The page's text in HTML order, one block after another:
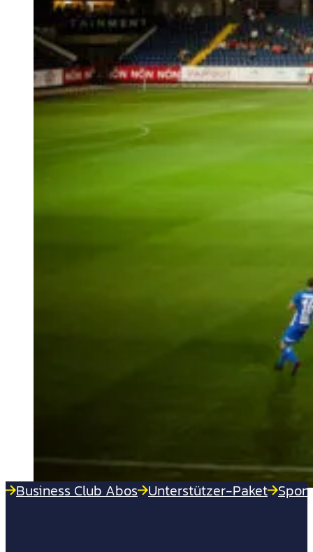
Business Club Abos Unterstützer-Paket